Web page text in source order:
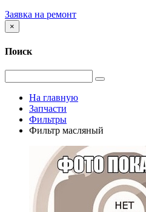
Заявка на ремонт
×
Поиск
На главную
Запчасти
Фильтры
Фильтр масляный